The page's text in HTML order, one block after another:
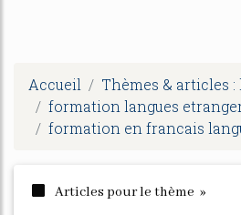
Accueil
Thèmes & articles
formation langues
formation en francais
Articles pour le thème »